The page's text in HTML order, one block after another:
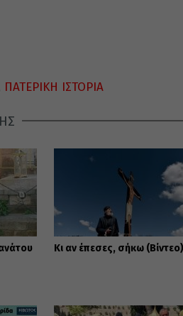
ΠΑΤΕΡΙΚΗ ΙΣΤΟΡΙΑ
Κι αν έπεσες, σήκω (Βίντεο)